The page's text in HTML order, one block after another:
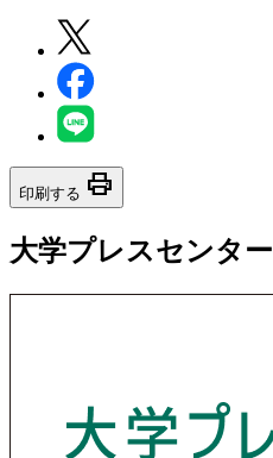
印刷する print
大学プレスセンター